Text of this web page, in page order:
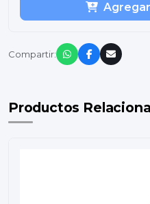
Compartir:
Productos